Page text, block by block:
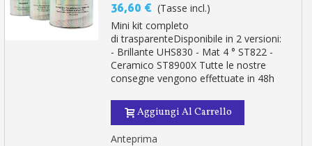
36,60 € (Tasse incl.)
Mini kit completo
di trasparenteDisponibile in 2 versioni:
- Brillante UHS830 - Mat 4 ° ST822 -
Ceramico ST8900X Tutte le nostre
consegne vengono effettuate in 48h
Aggiungi Al Carrello
Anteprima